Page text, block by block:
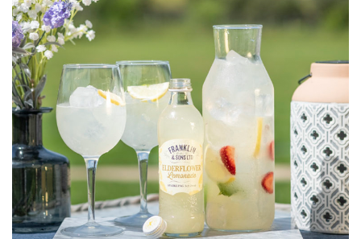
랭거스, 라우치, 프랭클린, 아마타임 등 국내에서